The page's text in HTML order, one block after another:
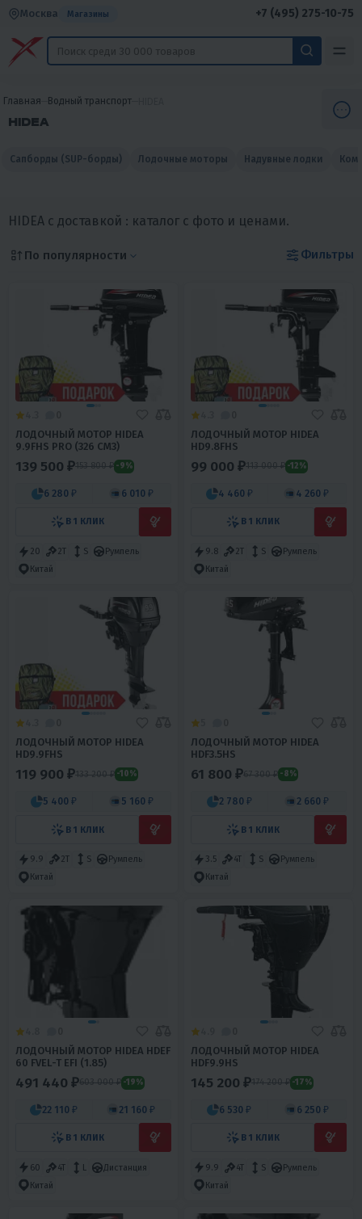
Москва Магазины +7 (495) 275-10-75
Главная Водный транспорт
HIDEA
Сапборды (SUP-борды) Лодочные моторы Надувные лодки
HIDEA с доставкой : каталог с фото и ценами.
По популярности Фильтры
ЛОДОЧНЫЙ МОТОР HIDEA
9.9FHS PRO (326 СМ3)
139 500 ₽153 800 ₽ -9%
6 280 ₽ 6 010 ₽
В 1 КЛИК
20 2T S
Румпель
Китай
ЛОДОЧНЫЙ МОТОР HIDEA
HD9.8FHS
99 000 ₽113 000 ₽ -12%
4 460 ₽ 4 260 ₽
В 1 КЛИК
9.8 2T S
Румпель
Китай
ЛОДОЧНЫЙ МОТОР HIDEA
HD9.9FHS
119 900 ₽133 200 ₽ -10%
5 400 ₽ 5 160 ₽
В 1 КЛИК
9.9 2T S
Румпель
Китай
ЛОДОЧНЫЙ МОТОР HIDEA
HDF3.5HS
61 800 ₽67 300 ₽ -8%
2 780 ₽ 2 660 ₽
В 1 КЛИК
3.5 4T S
Румпель
Китай
ЛОДОЧНЫЙ МОТОР HIDEA HDEF
60 FVEL-T EFI (1.85)
491 440 ₽603 000 ₽ -19%
22 110 ₽ 21 160 ₽
В 1 КЛИК
60 4T L
Дистанция
Китай
ЛОДОЧНЫЙ МОТОР HIDEA
HDF9.9HS
145 200 ₽174 200 ₽ -17%
6 530 ₽ 6 250 ₽
В 1 КЛИК
9.9 4T S
Румпель
Китай